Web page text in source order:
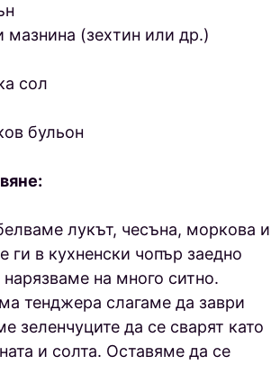
мазнина (зехтин или др.)
сол
бульон
лукът, чесъна, моркова и
ги в кухненски чопър заедно
нарязваме на много ситно.
тенджера слагаме да заври
зеленчуците да се сварят като
и солта. Оставяме да се